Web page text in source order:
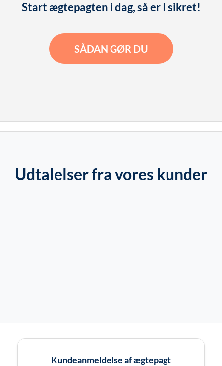
Start ægtepagten i dag, så er I sikret!
SÅDAN GØR DU
Udtalelser fra vores kunder
Kundeanmeldelse af ægtepagt